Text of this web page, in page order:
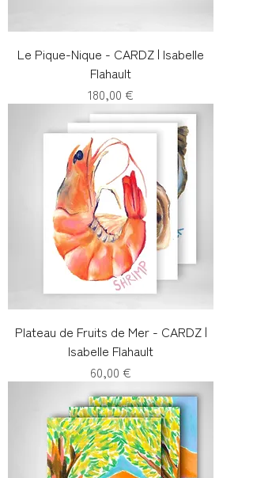
Le Pique-Nique - CARDZ | Isabelle
Flahault
Prix
180,00 €
Plateau de Fruits de Mer - CARDZ |
Isabelle Flahault
Prix
60,00 €